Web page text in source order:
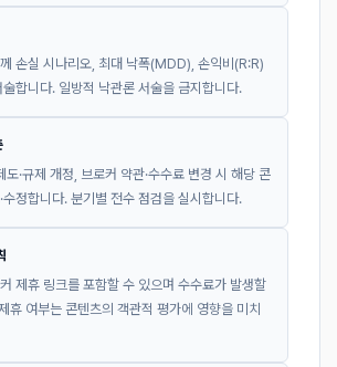
손실 시나리오, 최대 낙폭(MDD), 손익비(R:R)
합니다. 일방적 낙관론 서술을 금지합니다.
도·규제 개정, 브로커 약관·수수료 변경 시 해당 콘
수정합니다. 분기별 전수 점검을 실시합니다.
제휴 링크를 포함할 수 있으며 수수료가 발생할
휴 여부는 콘텐츠의 객관적 평가에 영향을 미치